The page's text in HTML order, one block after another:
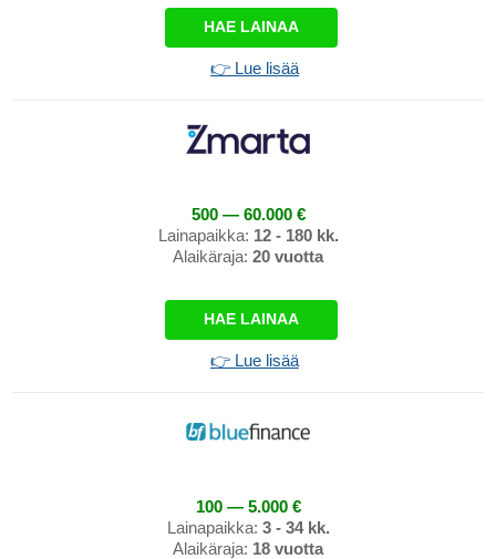
HAE LAINAA
👉 Lue lisää
500 — 60.000 €
Lainapaikka: 12 - 180 kk.
Alaikäraja: 20 vuotta
HAE LAINAA
👉 Lue lisää
100 — 5.000 €
Lainapaikka: 3 - 34 kk.
Alaikäraja: 18 vuotta